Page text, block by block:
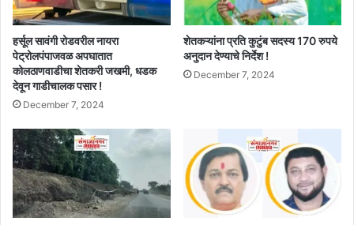
हर्सूल सावंगी रोडवरील नायरा
पेट्रोलपंपाजवळ अपघातात
कोलठाणवाडीचा शेतकरी जखमी, धडक
देवून गाडीचालक पसार !
December 7, 2024
शेतकऱ्यांना प्रति कुटुंब सदस्य 170 रुपये
अनुदान देण्याचे निर्देश !
December 7, 2024